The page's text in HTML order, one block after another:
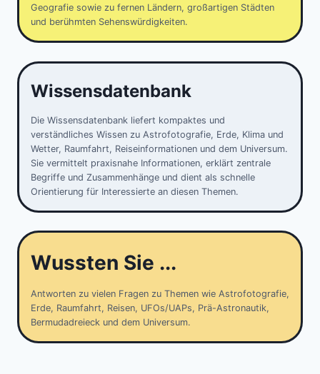
Geografie sowie zu fernen Ländern, großartigen Städten
und berühmten Sehenswürdigkeiten.
Wissensdatenbank
Die Wissensdatenbank liefert kompaktes und
verständliches Wissen zu Astrofotografie, Erde, Klima und
Wetter, Raumfahrt, Reiseinformationen und dem Universum.
Sie vermittelt praxisnahe Informationen, erklärt zentrale
Begriffe und Zusammenhänge und dient als schnelle
Orientierung für Interessierte an diesen Themen.
Wussten Sie ...
Antworten zu vielen Fragen zu Themen wie Astrofotografie,
Erde, Raumfahrt, Reisen, UFOs/UAPs, Prä-Astronautik,
Bermudadreieck und dem Universum.